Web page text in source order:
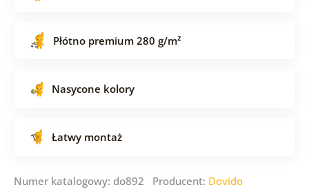
Płótno premium 280 g/m²
Nasycone kolory
Łatwy montaż
Numer katalogowy: do892 Producent: Dovido